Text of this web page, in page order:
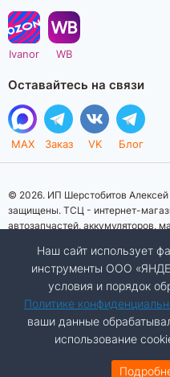
Ivanor WB
Оставайтесь на связи
MAX Заказ VK Блог
© 2026. ИП Шерстобитов
защищены. ТСЦ - интернет-
автозапчастей, аккумуляторов,
информационный характер.
стоимости, характеристик,
условиях не является
Статьи 437 (2) Гражданского
Изображения товаров на
отличаться от оригиналов.
Наш сайт использует
инструменты ООО
условия и порядок
Политике
ваши данные
использование